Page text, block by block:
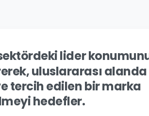
lider
uluslararasıalanda
tercihedilenbirmarka
hedefler.